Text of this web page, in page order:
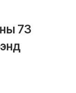
73